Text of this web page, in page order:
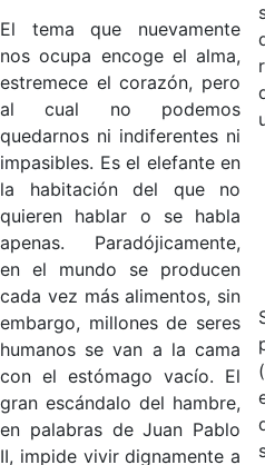
El tema que nuevamente
nos ocupa encoge el alma,
estremece el corazón, pero
al cual no podemos
quedarnos ni indiferentes ni
impasibles. Es el elefante en
la habitación del que no
quieren hablar o se habla
apenas. Paradójicamente,
en el mundo se producen
cada vez más alimentos, sin
embargo, millones de seres
humanos se van a la cama
con el estómago vacío. El
gran escándalo del hambre,
en palabras de Juan Pablo
II, impide vivir dignamente a